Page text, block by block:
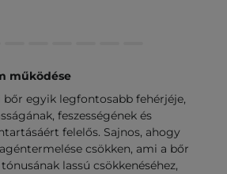
működése
egyik legfontosabb fehérjéje,
feszességének és
felelős. Sajnos, ahogy
csökken, ami a bőr
lassú csökkenéséhez,